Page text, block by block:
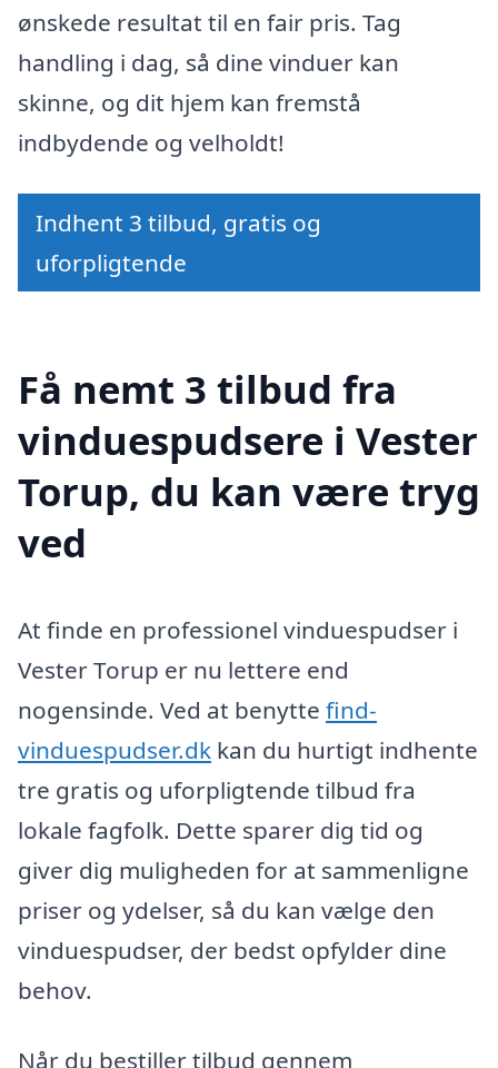
ønskede resultat til en fair pris. Tag
handling i dag, så dine vinduer kan
skinne, og dit hjem kan fremstå
indbydende og velholdt!
Indhent 3 tilbud, gratis og
uforpligtende
Få nemt 3 tilbud fra
vinduespudsere i Vester
Torup, du kan være tryg
ved
At finde en professionel vinduespudser i
Vester Torup er nu lettere end
nogensinde. Ved at benytte find-
vinduespudser.dk kan du hurtigt indhente
tre gratis og uforpligtende tilbud fra
lokale fagfolk. Dette sparer dig tid og
giver dig muligheden for at sammenligne
priser og ydelser, så du kan vælge den
vinduespudser, der bedst opfylder dine
behov.
Når du bestiller tilbud gennem